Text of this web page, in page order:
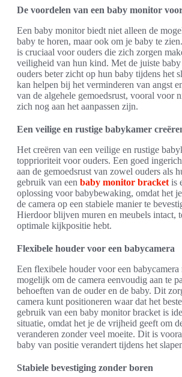
De voordelen van een baby monitor
Een baby monitor biedt niet alleen de
baby te horen, maar ook om je baby te
is cruciaal voor ouders die zich zorgen
veiligheid van hun kind. Met de juiste
ouders beter zicht op hun baby tijdens het
kan helpen bij het verminderen van angst
van de algehele gemoedsrust, vooral voor
zich nog aan het aanpassen zijn.
Een veilige en rustige babykamer
Het creëren van een veilige en rustige
topprioriteit voor ouders. Een goed
aan de gemoedsrust van zowel ouders als
gebruik van een baby monitor bracketis
oplossing voor babybewaking, omdat het
de camera op een stabiele manier te
Hierdoor blijven muren en meubels intact,
optimale kijkpositie hebt.
Flexibele houder voor een babycamera
Een flexibele houder voor een babycamera
mogelijk om de camera eenvoudig aan te
behoeften van de ouder en de baby. Dit
camera kunt positioneren waar dat het
gebruik van een baby monitor bracket is
situatie, omdat het je de vrijheid geeft om
veranderen zonder veel moeite. Dit is
baby van positie verandert tijdens het
Stabiele bevestiging zonder boren